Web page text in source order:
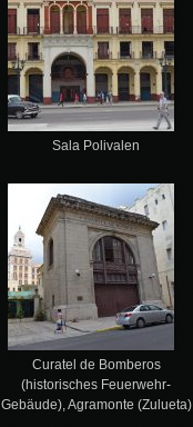
Sala Polivalen
Curatel de Bomberos
(historisches Feuerwehr-
Gebäude), Agramonte (Zulueta)